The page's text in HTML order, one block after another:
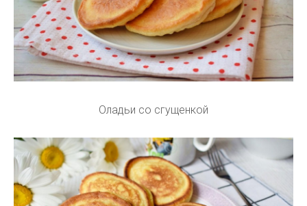
Оладьи со сгущенкой